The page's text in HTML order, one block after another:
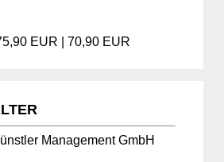
EUR | 70,90 EUR
Management GmbH